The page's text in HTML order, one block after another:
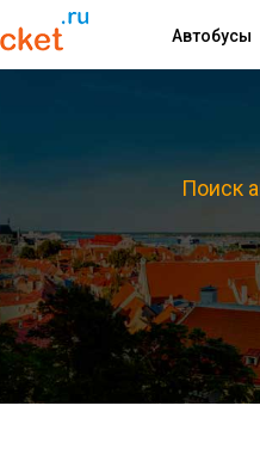
Автобусы
Поиск